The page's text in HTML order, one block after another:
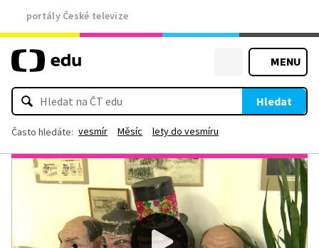
portály České televize
MENU
Hledat
Často hledáte: vesmír Měsíc lety do vesmíru